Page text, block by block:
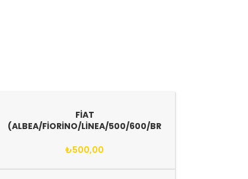
FİAT
(ALBEA/FİORİNO/LİNEA/500/600/BR
İDEA/PUNTO/MAREA/PALİO/ BİJON
₺500,00